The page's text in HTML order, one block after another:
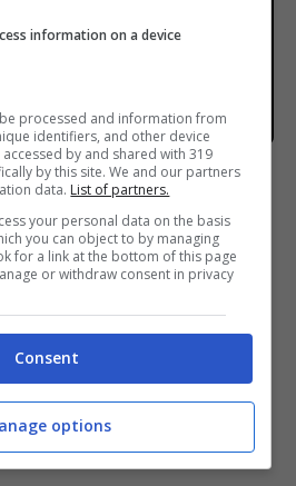
possono
casa?
che possono
di mutuo agevolato solo
(e, dunque, non gli Enti).
priorità le seguenti
information on a device
processed and information from
identifiers, and other device
by and shared with 319
by this site. We and our partners
data. List of partners.
your personal data on the basis
you can object to by managing
for a link at the bottom of this page
or withdraw consent in privacy
Consent
options